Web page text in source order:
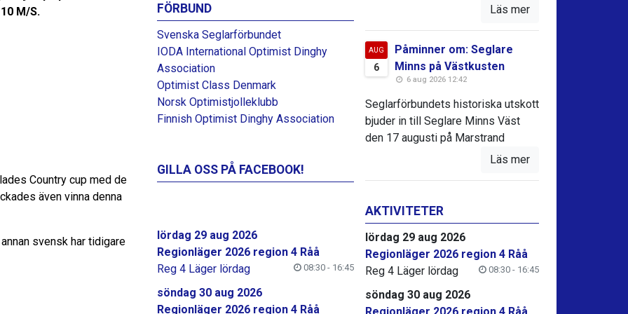
FÖRBUND
Svenska Seglarförbundet
IODA International Optimist Dinghy
Association
Optimist Class Denmark
Norsk Optimistjolleklubb
Finnish Optimist Dinghy Association
GILLA OSS PÅ FACEBOOK!
lördag 29 aug 2026
Regionläger 2026 region 4 Råå
08:30 - 16:45
Reg 4 Läger lördag
söndag 30 aug 2026
Regionläger 2026 region 4 Råå
M/S.
Country cup med de
även vinna denna
svensk har tidigare
Läs mer
AUG
6
Påminner om: Seglare
Minns på Västkusten
6 aug 2026 12:42
Seglarförbundets historiska utskott
bjuder in till Seglare Minns Väst
den 17 augusti på Marstrand
Läs mer
AKTIVITETER
lördag 29 aug 2026
Regionläger 2026 region 4 Råå
08:30 - 16:45
Reg 4 Läger lördag
söndag 30 aug 2026